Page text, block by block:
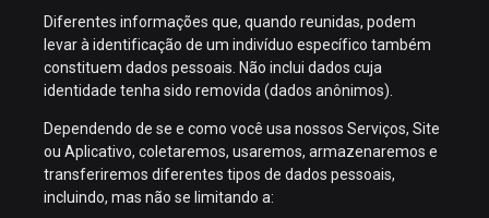
Diferentes informações que, quando reunidas, podem
levar à identificação de um indivíduo específico também
constituem dados pessoais. Não inclui dados cuja
identidade tenha sido removida (dados anônimos).
Dependendo de se e como você usa nossos Serviços, Site
ou Aplicativo, coletaremos, usaremos, armazenaremos e
transferiremos diferentes tipos de dados pessoais,
incluindo, mas não se limitando a: